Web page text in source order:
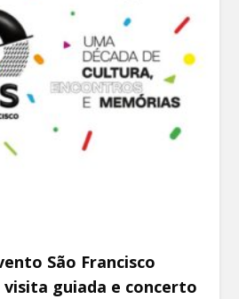
São Francisco
visita guiada e concerto